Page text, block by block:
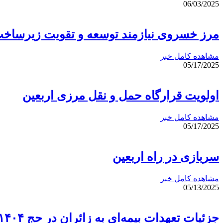
06/03/2025
مرز خسروی نیازمند توسعه و تقویت
مشاهده کامل خبر
05/17/2025
اولویت قرارگاه حمل و نقل مرزی اربعین
مشاهده کامل خبر
05/17/2025
سربازی در راه اربعین
مشاهده کامل خبر
05/13/2025
جزئیات تعهدات بیمه‌ای به زائران در حج ۱۴۰۴